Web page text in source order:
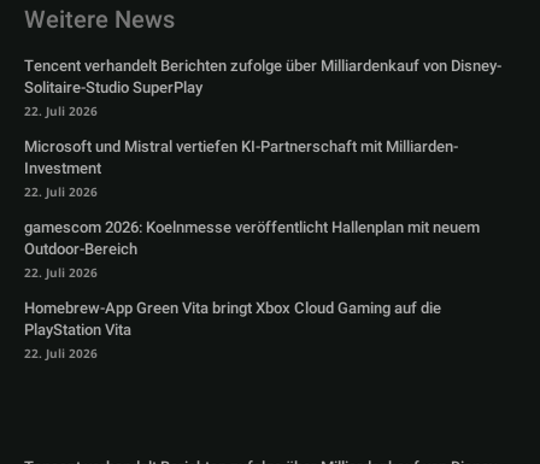
Weitere News
Tencent verhandelt Berichten zufolge über Milliardenkauf von Disney-
Solitaire-Studio SuperPlay
22. Juli 2026
Microsoft und Mistral vertiefen KI-Partnerschaft mit Milliarden-
Investment
22. Juli 2026
gamescom 2026: Koelnmesse veröffentlicht Hallenplan mit neuem
Outdoor-Bereich
22. Juli 2026
Homebrew-App Green Vita bringt Xbox Cloud Gaming auf die
PlayStation Vita
22. Juli 2026